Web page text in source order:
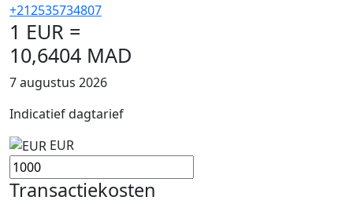
+212535734807
1 EUR =
10,6404 MAD
7 augustus 2026
Indicatief dagtarief
EUR
Transactiekosten